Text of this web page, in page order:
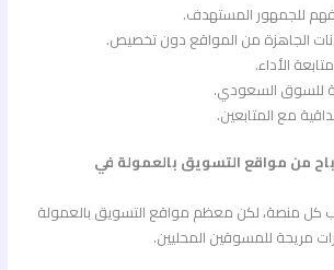
فهم للجمهور المستهدف.
الجاهزة من المواقع دون تخصيص.
الأداء.
للسوق السعودي.
مع المتابعين.
من مواقع التسويق بالعمولة في
منصة، لكن معظم مواقع التسويق بالعمولة
مريحة للمسوقين المحليين.